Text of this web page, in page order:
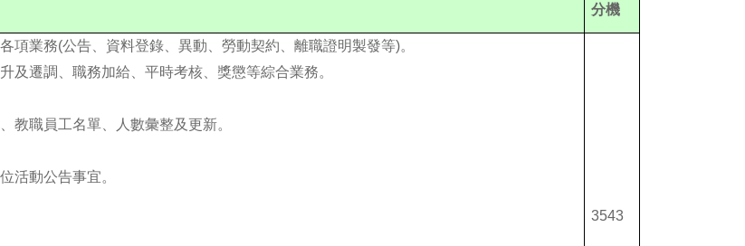
分機
項業務(公告、資料登錄、異動、勞動契約、離職證明製發等)。
及遷調、職務加給、平時考核、獎懲等綜合業務。
教職員工名單、人數彙整及更新。
活動公告事宜。
3543